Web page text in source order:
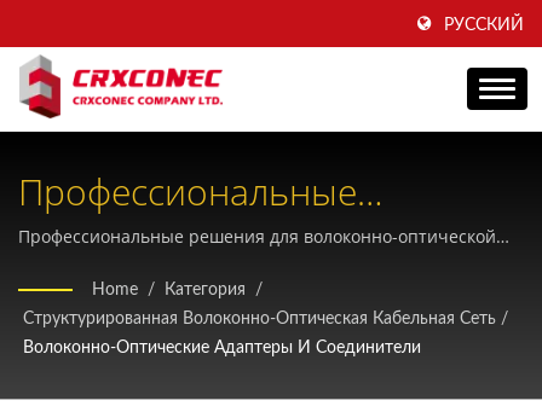
РУССКИЙ
Профессиональные
Волоконно-Оптические
Адаптеры И Соединительные
Муфты
Профессиональные решения для волоконно-оптической
долговечностью для телекоммуникационной
инфраструктуры и центров обработки данных.
Home / Категория
/
Структурированная Волоконно-Оптическая Кабельная Сеть /
Волоконно-Оптические Адаптеры И Соединители